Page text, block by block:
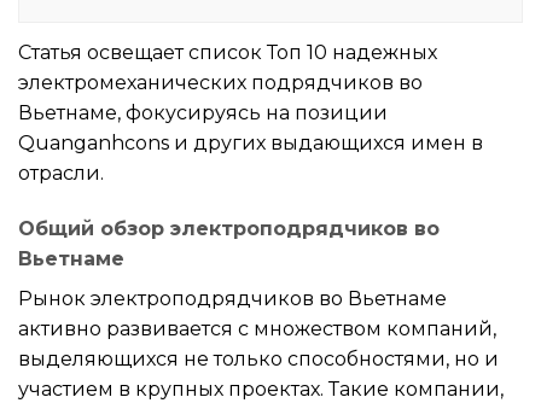
Статья освещает список Топ 10 надежных
электромеханических подрядчиков во
Вьетнаме, фокусируясь на позиции
Quanganhcons и других выдающихся имен в
отрасли.
Общий обзор электроподрядчиков во
Вьетнаме
Рынок электроподрядчиков во Вьетнаме
активно развивается с множеством компаний,
выделяющихся не только способностями, но и
участием в крупных проектах. Такие компании,